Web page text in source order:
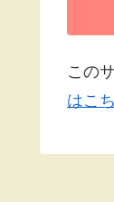
この
はこ